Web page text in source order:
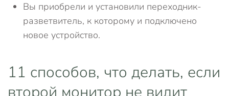
Вы приобрели и установили переходник-
разветвитель, к которому и подключено
новое устройство.
11 способов, что делать, если